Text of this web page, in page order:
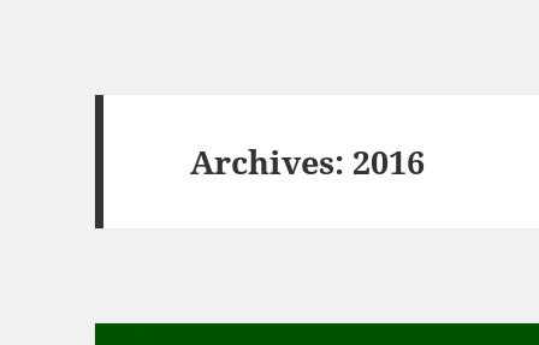
Archives: 2016